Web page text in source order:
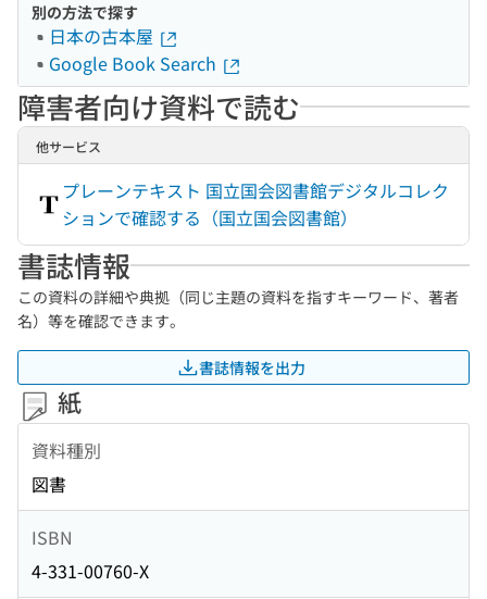
別の方法で探す
日本の古本屋
Google Book Search
障害者向け資料で読む
他サービス
プレーンテキスト 国立国会図書館デジタルコレク
ションで確認する（国立国会図書館）
書誌情報
この資料の詳細や典拠（同じ主題の資料を指すキーワード、著者
名）等を確認できます。
書誌情報を出力
紙
資料種別
図書
ISBN
4-331-00760-X